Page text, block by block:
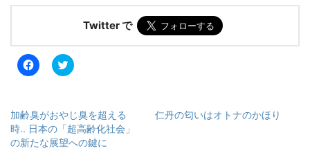
Twitter で
F
a
o
o
k
で
共
ク
リ
T
w
i
t
加齢臭がおやじ臭を超える
時.. 日本の「超高齢化社会」
の新たな展望への鍵に
仁丹の匂いはオトナのかほり